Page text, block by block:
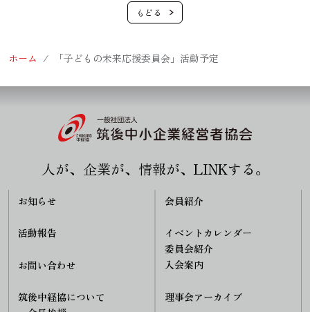
ホーム 「子どもの未来応援委員会」活動予定
人が、企業が、情報が、LINKする。
お知らせ
活動報告
お問い合わせ
筑後中経協について
会員紹介
イベントカレンダー
委員会紹介
入会案内
理事会アーカイブ